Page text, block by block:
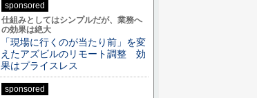
sponsored
仕組みとしてはシンプルだが、業務へ
の効果は絶大
「現場に行くのが当たり前」を変
えたアズビルのリモート調整 効
果はプライスレス
sponsored